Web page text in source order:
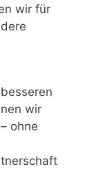
wir für
wir
ohne